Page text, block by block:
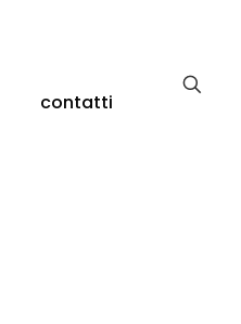
contatti